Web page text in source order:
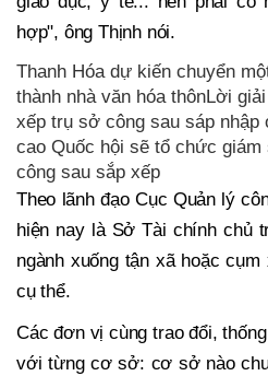
hợp", ông Thịnh nói.
Thanh Hóa dự kiến chuyển
thành nhà văn hóa thônLời
xếp trụ sở công sau sáp
cao Quốc hội sẽ tổ chức
công sau sắp xếp
Theo lãnh đạo Cục Quản lý
hiện nay là Sở Tài chính chủ
ngành xuống tận xã hoặc
cụ thể.
Các đơn vị cùng trao đổi,
với từng cơ sở: cơ sở nào